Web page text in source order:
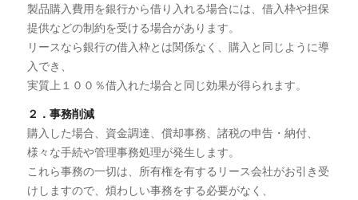
製品購入費用を銀行から借り入れる場合には、借入枠や担保
提供などの制約を受ける場合があります。
リースなら銀行の借入枠とは関係なく、購入と同じように導
入でき、
実質上１００％借入れた場合と同じ効果が得られます。
２．事務削減
購入した場合、資金調達、償却事務、諸税の申告・納付、
様々な手続や管理事務処理が発生します。
これら事務の一切は、所有権を有するリース会社がお引き受
けしますので、煩わしい事務をする必要がなく、